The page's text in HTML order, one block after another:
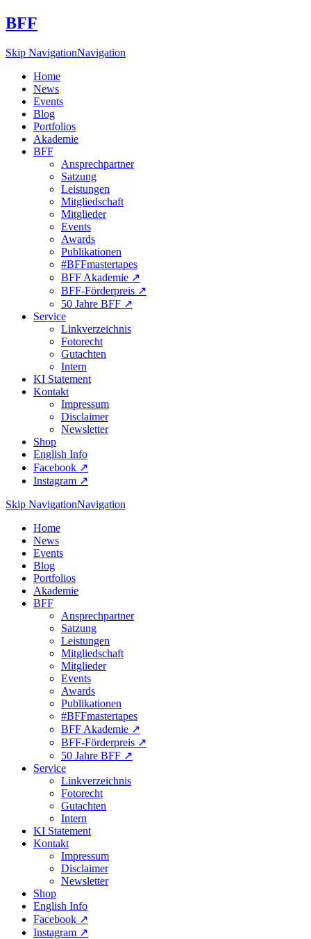
BFF
Skip NavigationNavigation
Home
News
Events
Blog
Portfolios
Akademie
BFF
Ansprechpartner
Satzung
Leistungen
Mitgliedschaft
Mitglieder
Events
Awards
Publikationen
#BFFmastertapes
BFF Akademie ↗︎
BFF-Förderpreis ↗︎
50 Jahre BFF ↗︎
Service
Linkverzeichnis
Fotorecht
Gutachten
Intern
KI Statement
Kontakt
Impressum
Disclaimer
Newsletter
Shop
English Info
Facebook ↗︎
Instagram ↗︎
Skip NavigationNavigation
Home
News
Events
Blog
Portfolios
Akademie
BFF
Ansprechpartner
Satzung
Leistungen
Mitgliedschaft
Mitglieder
Events
Awards
Publikationen
#BFFmastertapes
BFF Akademie ↗︎
BFF-Förderpreis ↗︎
50 Jahre BFF ↗︎
Service
Linkverzeichnis
Fotorecht
Gutachten
Intern
KI Statement
Kontakt
Impressum
Disclaimer
Newsletter
Shop
English Info
Facebook ↗︎
Instagram ↗︎